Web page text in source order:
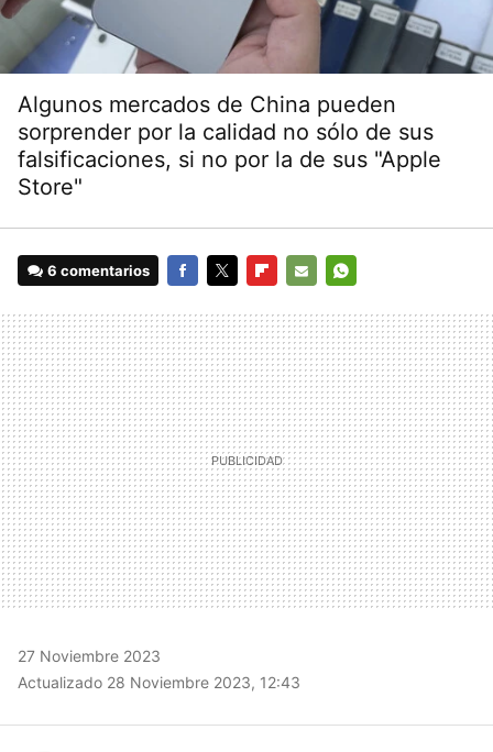
Algunos mercados de China pueden
sorprender por la calidad no sólo de sus
falsificaciones, si no por la de sus "Apple
Store"
6 comentarios
MAIL
27 Noviembre 2023
Actualizado 28 Noviembre 2023, 12:43